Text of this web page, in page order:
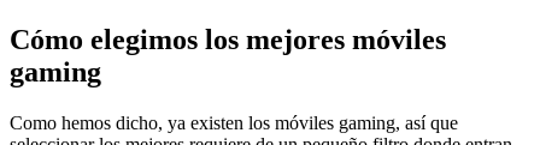
Cómo elegimos los mejores móviles
gaming
Como hemos dicho, ya existen los móviles gaming, así que